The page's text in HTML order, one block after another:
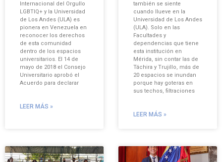
Internacional del Orgullo
LGBTIQ+ y la Universidad
de Los Andes (ULA) es
pionera en Venezuela en
reconocer los derechos
de esta comunidad
dentro de los espacios
universitarios. El 14 de
mayo de 2018 el Consejo
Universitario aprobó el
Acuerdo para declarar
LEER MÁS »
también se siente
cuando llueve en la
Universidad de Los Andes
(ULA). Solo en las
Facultades y
dependencias que tiene
esta institución en
Mérida, sin contar las de
Táchira y Trujillo, más de
20 espacios se inundan
porque hay goteras en
sus techos, filtraciones
LEER MÁS »